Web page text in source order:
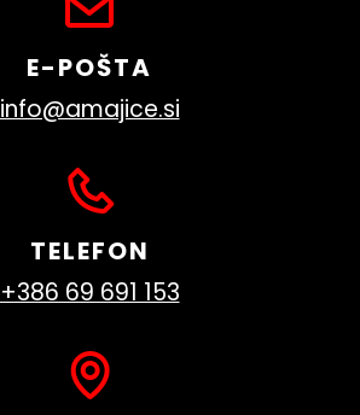
E-POŠTA
info@amajice.si
TELEFON
+386 69 691 153